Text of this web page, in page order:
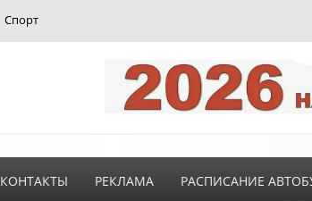
Спорт
КОНТАКТЫ РЕКЛАМА РАСПИСАНИЕ